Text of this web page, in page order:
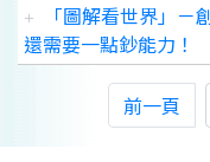
「圖解看世界」
還需要一點鈔能力！
前一頁